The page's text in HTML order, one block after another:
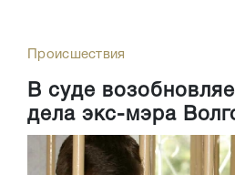
Происшествия
В суде
дела экс-мэра